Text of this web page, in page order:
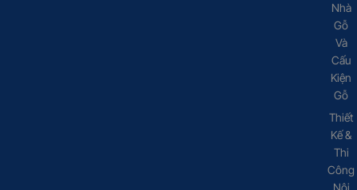
Nhà
Gỗ
Và
Cấu
Kiện
Gỗ
Thiết
Kế &
Thi
Công